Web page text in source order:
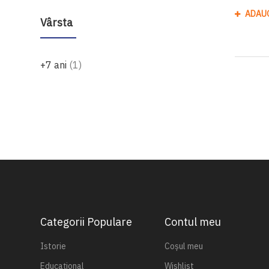
Vârsta
+7 ani 1produs
Categorii Populare
Istorie
Educațional
Contul meu
Coșul meu
Wishlist